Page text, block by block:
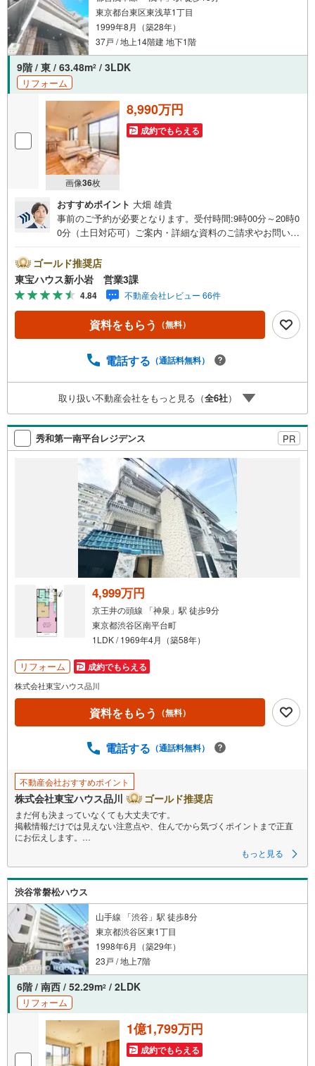
東京都台東区東浅草1丁目
1999年8月（築28年）
37戸 / 地上14階建 地下1階
9階 / 東 / 63.48m2 / 3LDK
リフォーム
画像36枚
8,990万円
成約でもらえる
おすすめポイント 大畑 雄貴
事前のご予約が必要となります。受付時間:9時00分～20時0
0分（土日対応可）ご案内・詳細な資料のご請求やお問い合
ーン対象店舗 当店で物件を成約するとPayPayボーナスラ
イトがもらえる「ご成約キャンペーン」の対象になりま
す。「資料をもらう」「見学予約をする」ボタンからお問
い合わせください。※必ずYahoo！ JAPAN IDでログインし
てください。※PayPayボーナスライトは出金と譲渡はでき
ません。有効期限は付与日から60日です。■住宅ローンは
金0円からのご購入可能です（諸費用もOK）お気楽にお問
に対応させて頂きます。*空室の物件においても事前に鍵の
手配が必要な場合があります。*居住中の物件は事前に売主
様との日程調整が必要です。*物件によっては当日のご見学
希望にお応えできない場合がございます。ご来店、心より
お待ちしております。
ゴールド推奨店
東宝ハウス新小岩 営業3課
4.84 不動産会社レビュー 66件
資料をもらう （無料）
電話する （通話料無料）
取り扱い不動産会社をもっと見る（全6社）
秀和第一南平台レジデンス PR
4,999万円
京王井の頭線 「神泉」駅 徒歩9分
東京都渋谷区南平台町
1LDK / 1969年4月（築58年）
リフォーム 成約でもらえる
株式会社東宝ハウス品川
資料をもらう （無料）
電話する （通話料無料）
不動産会社おすすめポイント
株式会社東宝ハウス品川 ゴールド推奨店
まだ何も決まっていなくても大丈夫です。
掲載情報だけでは見えない注意点や、住んでから気づくポイントまで正直
にお伝えします。
東宝ハウス品川では、良いことも悪いことも包み隠さずお伝えし、「納得
して選ぶ」ためのサポートを大切にしています。
現地でしか分からないリアルな情報も含めて、一緒に後悔しない住まい探
しを進めていきましょう。
まずはお気軽にご相談ください。
【Yahoo！ 不動産キャンペーン対象店舗】
当店で物件を成約するとPayPayボーナスライトがもらえる
「Yahoo！ 不動産 物件ご成約キャンペーン」の対象になります。
「資料をもらう」「見学予約をする」ボタンからお問い合わせください。
※必ずYahoo！ JAPAN IDでログインしてください。
※PayPayボーナスライトは出金と譲渡はできません。
ご案内・詳細な資料のご請求はお気軽にどうぞ♪
お電話でのお問い合わせも常時受け付けております！
お気軽にお問い合わせください。
もっと見る
渋谷常磐松ハウス
山手線 「渋谷」駅 徒歩8分
東京都渋谷区東1丁目
1998年6月（築29年）
23戸 / 地上7階
6階 / 南西 / 52.29m2 / 2LDK
リフォーム
1億1,799万円
成約でもらえる